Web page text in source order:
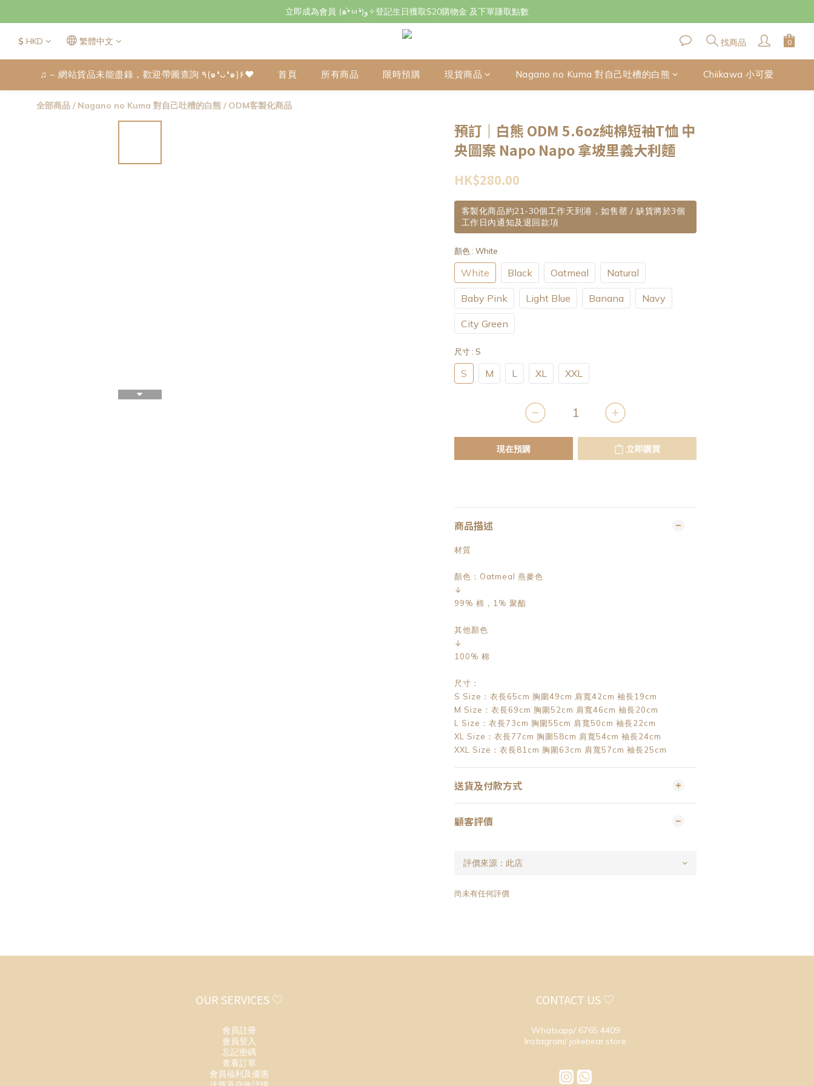
立即成為會員 (๑•̀ㅂ•́)و✧登記生日獲取$20購物金 及下單賺取點數
立即成為會員 (๑•̀ㅂ•́)و✧登記生日獲取$20購物金 及下單賺取點數
7月29日至8月3日期間因店主不在港將暫停交收及寄件，感謝~
立即成為會員 (๑•̀ㅂ•́)و✧登記生日獲取$20購物金 及下單賺取點數
$ HKD 繁體中文 找商品
♫ ~ 網站貨品未能盡錄，歡迎帶圖查詢 ٩(๑❛ᴗ❛๑)۶♥ 首頁 所有商品 限時預購 現貨商品 Nagano no Kuma 對自己吐槽的白熊 Chiikawa 小可愛
全部商品 / Nagano no Kuma 對自己吐槽的白熊 / ODM客製化商品
預訂｜白熊 ODM 5.6oz純棉短袖T恤 中
央圖案 Napo Napo 拿坡里義大利麵
HK$280.00
客製化商品約21-30個工作天到港，如售罄 / 缺貨將於3個
工作日內通知及退回款項
顏色 : White
White Black Oatmeal Natural
Baby Pink Light Blue Banana Navy
City Green
尺寸 : S
S M L XL XXL
現在預購 立即購買
商品描述
材質
顏色：Oatmeal 燕麥色
↓
99% 棉，1% 聚酯
其他顏色
↓
100% 棉
尺寸：
S Size：衣長65cm 胸圍49cm 肩寬42cm 袖長19cm
M Size：衣長69cm 胸圍52cm 肩寬46cm 袖長20cm
L Size：衣長73cm 胸圍55cm 肩寬50cm 袖長22cm
XL Size：衣長77cm 胸圍58cm 肩寬54cm 袖長24cm
XXL Size：衣長81cm 胸圍63cm 肩寬57cm 袖長25cm
送貨及付款方式
顧客評價
尚未有任何評價
OUR SERVICES ♡
會員註冊
會員登入
忘記密碼
查看訂單
會員福利及優惠
CONTACT US ♡
Whatsapp/ 6765 4409
Instagram/ jokebear.store